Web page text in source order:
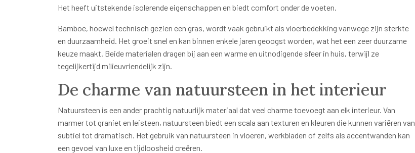
Het heeft uitstekende isolerende eigenschappen en biedt comfort onder de voeten.
Bamboe, hoewel technisch gezien een gras, wordt vaak gebruikt als vloerbedekking vanwege zijn sterkte
en duurzaamheid. Het groeit snel en kan binnen enkele jaren geoogst worden, wat het een zeer duurzame
keuze maakt. Beide materialen dragen bij aan een warme en uitnodigende sfeer in huis, terwijl ze
tegelijkertijd milieuvriendelijk zijn.
De charme van natuursteen in het interieur
Natuursteen is een ander prachtig natuurlijk materiaal dat veel charme toevoegt aan elk interieur. Van
marmer tot graniet en leisteen, natuursteen biedt een scala aan texturen en kleuren die kunnen variëren van
subtiel tot dramatisch. Het gebruik van natuursteen in vloeren, werkbladen of zelfs als accentwanden kan
een gevoel van luxe en tijdloosheid creëren.